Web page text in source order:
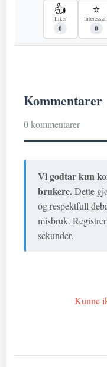
👍
Liker
0
⭐
0
Kommentarer
0 kommentarer
Vi godtar kun
brukere.Dette
og respektfull
misbruk.
sekunder.
Kunne